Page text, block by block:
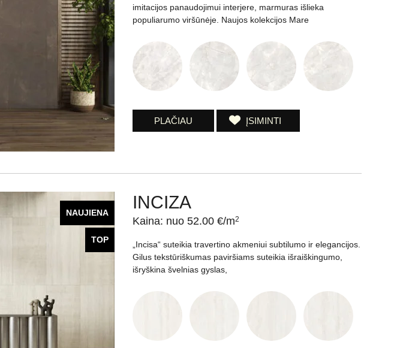
imitacijos panaudojimui interjere, marmuras išlieka
populiarumo viršūnėje. Naujos kolekcijos Mare
PLAČIAU ĮSIMINTI
NAUJIENA
TOP
INCIZA
Kaina: nuo 52.00 €/m2
„Incisa“ suteikia travertino akmeniui subtilumo ir elegancijos.
Gilus tekstūriškumas paviršiams suteikia išraiškingumo,
išryškina švelnias gyslas,